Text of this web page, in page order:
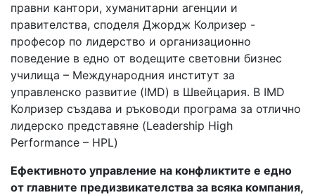
правни кантори, хуманитарни агенции и
правителства, споделя Джордж Колризер -
професор по лидерство и организационно
поведение в едно от водещите световни бизнес
училища – Международния институт за
управленско развитие (IMD) в Швейцария. В IMD
Колризер създава и ръководи програма за отлично
лидерско представяне (Leadership High
Performance – HPL)
Ефективното управление на конфликтите е едно
от главните предизвикателства за всяка компания,